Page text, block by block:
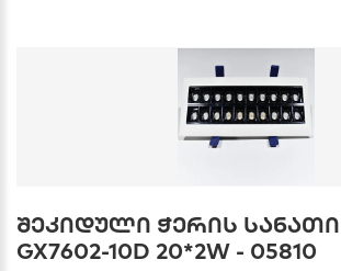
შეკიდული ჭერის სანათი
GX7602-10D 20*2W - 05810